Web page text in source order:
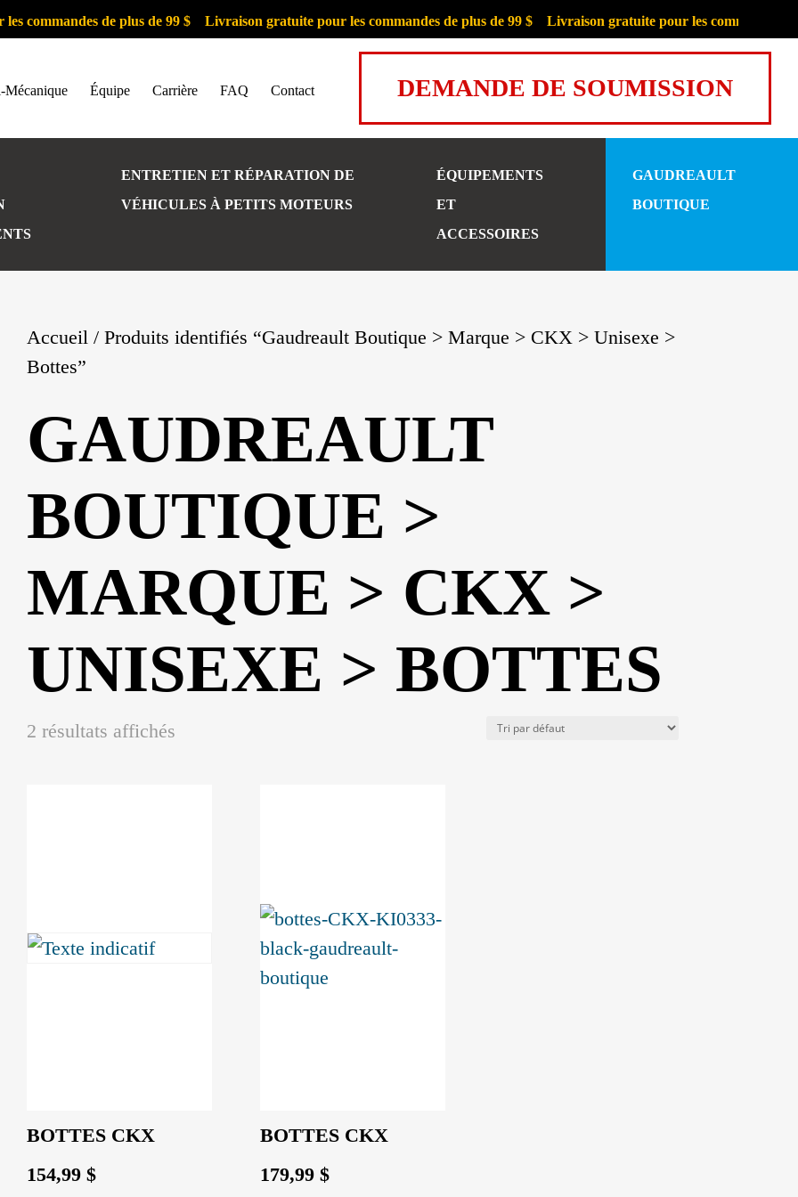
de plus de 99 $ Livraison gratuite pour les commandes de plus de 99 $ Livraison gratuite pour les commandes de
Mécanique Équipe Carrière FAQ Contact DEMANDE DE SOUMISSION
ENTRETIEN ET RÉPARATION DE
VÉHICULES À PETITS MOTEURS
ÉQUIPEMENTS
ET
ACCESSOIRES
GAUDREAULT
BOUTIQUE
Accueil / Produits identifiés “Gaudreault Boutique > Marque > CKX > Unisexe >
Bottes”
GAUDREAULT
BOUTIQUE >
MARQUE > CKX >
UNISEXE > BOTTES
2 résultats affichés
BOTTES CKX
154,99$
BOTTES CKX
179,99$